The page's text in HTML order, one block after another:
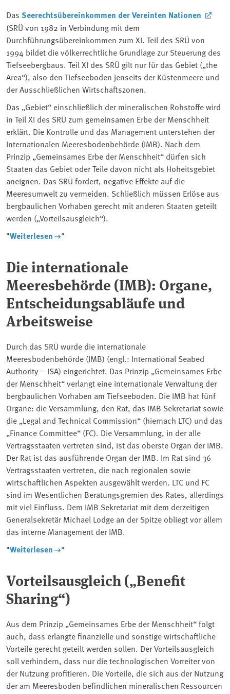
Das Seerechtsübereinkommen der Vereinten Nationen
(SRÜ von 1982 in Verbindung mit dem
Durchführungsübereinkommen zum XI. Teil des SRÜ von
1994 bildet die völkerrechtliche Grundlage zur Steuerung des
Tiefseebergbaus. Teil XI des SRÜ gilt nur für das Gebiet („the
Area“), also den Tiefseeboden jenseits der Küstenmeere und
der Ausschließlichen Wirtschaftszonen.
Das „Gebiet“ einschließlich der mineralischen Rohstoffe wird
in Teil XI des SRÜ zum gemeinsamen Erbe der Menschheit
erklärt. Die Kontrolle und das Management unterstehen der
Internationalen Meeresbodenbehörde (IMB). Nach dem
Prinzip „Gemeinsames Erbe der Menschheit“ dürfen sich
Staaten das Gebiet oder Teile davon nicht als Hoheitsgebiet
aneignen. Das SRÜ fordert, negative Effekte auf die
Meeresumwelt zu vermeiden. Schließlich müssen Erlöse aus
bergbaulichen Vorhaben gerecht mit anderen Staaten geteilt
werden („Vorteilsausgleich“).
"Weiterlesen "
Die internationale
Meeresbehörde (IMB): Organe,
Entscheidungsabläufe und
Arbeitsweise
Durch das SRÜ wurde die internationale
Meeresbodenbehörde (IMB) (engl.: International Seabed
Authority – ISA) eingerichtet. Das Prinzip „Gemeinsames Erbe
der Menschheit“ verlangt eine internationale Verwaltung der
bergbaulichen Vorhaben am Tiefseeboden. Die IMB hat fünf
Organe: die Versammlung, den Rat, das IMB Sekretariat sowie
die „Legal and Technical Commission“ (hiernach LTC) und das
„Finance Committee“ (FC). Die Versammlung, in der alle
Vertragsstaaten vertreten sind, ist das oberste Organ der IMB.
Der Rat ist das ausführende Organ der IMB. Im Rat sind 36
Vertragsstaaten vertreten, die nach regionalen sowie
wirtschaftlichen Aspekten ausgewählt werden. LTC und FC
sind im Wesentlichen Beratungsgremien des Rates, allerdings
mit viel Einfluss. Dem IMB Sekretariat mit dem derzeitigen
Generalsekretär Michael Lodge an der Spitze obliegt vor allem
das interne Management der IMB.
"Weiterlesen "
Vorteilsausgleich („Benefit
Sharing“)
Aus dem Prinzip „Gemeinsames Erbe der Menschheit“ folgt
auch, dass erlangte finanzielle und sonstige wirtschaftliche
Vorteile gerecht geteilt werden sollen. Der Vorteilsausgleich
soll verhindern, dass nur die technologischen Vorreiter von
der Nutzung profitieren. Die Vorteile, die sich aus der Nutzung
der am Meeresboden befindlichen mineralischen Ressourcen